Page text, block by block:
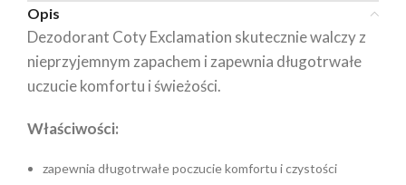
Opis
Dezodorant Coty Exclamation skutecznie walczy z
nieprzyjemnym zapachem i zapewnia długotrwałe
uczucie komfortu i świeżości.
Właściwości:
zapewnia długotrwałe poczucie komfortu i czystości